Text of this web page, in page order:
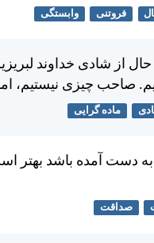
فروتنی وابستگی
از شادی خداوند
صاحب چيزی نيستيم،
ماده گرایی
دست آمده باشد بهتر
صداقت